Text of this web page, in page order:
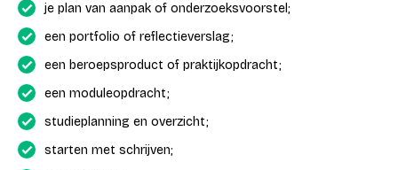
je plan van aanpak of onderzoeksvoorstel;
een portfolio of reflectieverslag;
een beroepsproduct of praktijkopdracht;
een moduleopdracht;
studieplanning en overzicht;
starten met schrijven;